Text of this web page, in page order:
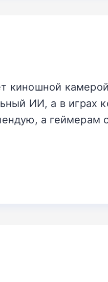
киношной
ИИ, а в играх
а геймерам